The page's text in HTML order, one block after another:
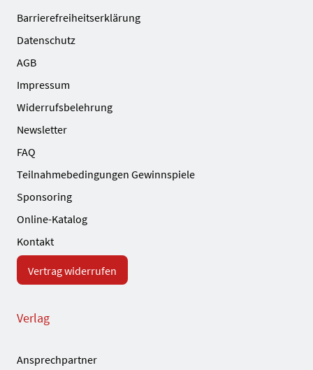
Barrierefreiheitserklärung
Datenschutz
AGB
Impressum
Widerrufsbelehrung
Newsletter
FAQ
Teilnahmebedingungen Gewinnspiele
Sponsoring
Online-Katalog
Kontakt
Vertrag widerrufen
Verlag
Ansprechpartner